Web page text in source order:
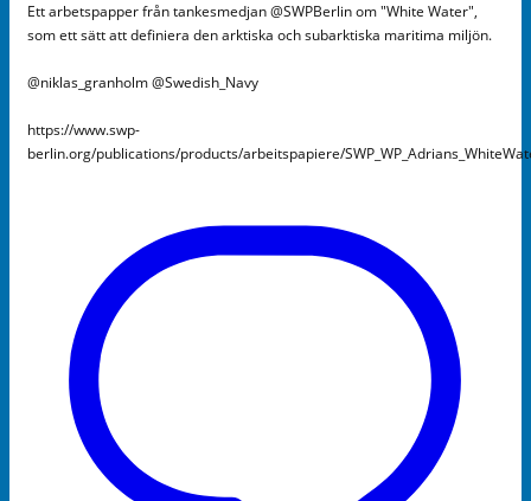
Ett arbetspapper från tankesmedjan @SWPBerlin om "White Water",
som ett sätt att definiera den arktiska och subarktiska maritima miljön.
@niklas_granholm @Swedish_Navy
https://www.swp-
berlin.org/publications/products/arbeitspapiere/